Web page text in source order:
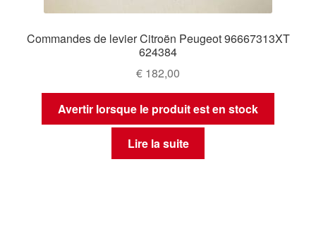
Commandes de levier Citroën Peugeot 96667313XT
624384
€ 182,00
Avertir lorsque le produit est en stock
Lire la suite